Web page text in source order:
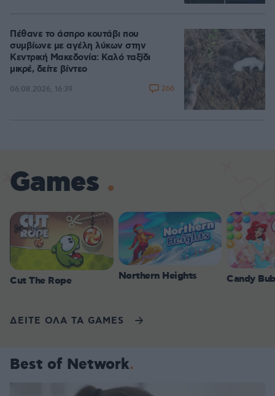
Πέθανε το άσπρο κουτάβι που
συμβίωνε με αγέλη λύκων στην
Κεντρική Μακεδονία: Καλό ταξίδι
μικρέ, δείτε βίντεο
06.08.2026, 16:39 266
Games
Cut The Rope Northern Heights Candy
ΔΕΙΤΕ ΟΛΑ ΤΑ GAMES
Best of Network